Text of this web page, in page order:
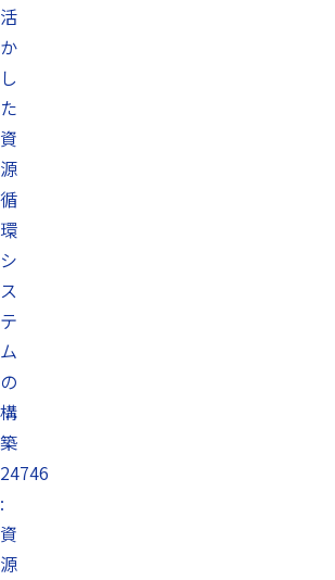
活
か
し
た
資
源
循
環
シ
ス
テ
ム
の
構
築
24746
:
資
源